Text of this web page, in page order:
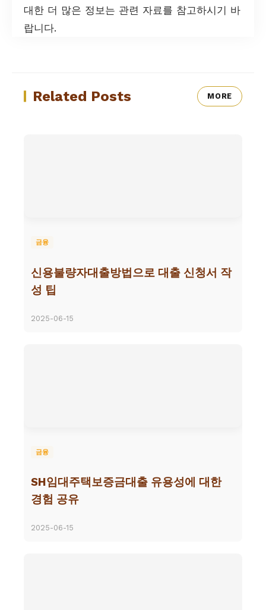
대한 더 많은 정보는 관련 자료를 참고하시기 바
랍니다.
Related Posts MORE
금융
신용불량자대출방법으로 대출 신청서 작
성 팁
2025-06-15
금융
SH임대주택보증금대출 유용성에 대한
경험 공유
2025-06-15